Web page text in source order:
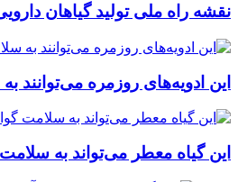
نقشه راه ملی تولید گیاهان
این ادویه‌های روزمره می‌توانند
این گیاه معطر می‌تواند به